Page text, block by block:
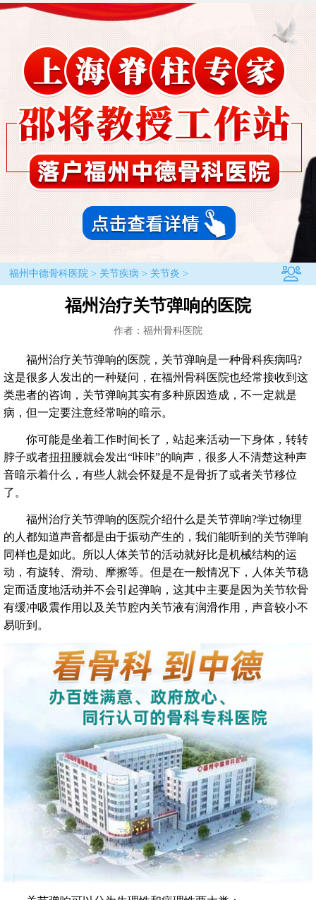
福州中德骨科医院> 关节疾病 > 关节炎 >
福州治疗关节弹响的医院
作者：福州骨科医院
福州治疗关节弹响的医院，关节弹响是一种骨科疾病吗?
这是很多人发出的一种疑问，在福州骨科医院也经常接收到这
类患者的咨询，关节弹响其实有多种原因造成，不一定就是
病，但一定要注意经常响的暗示。
你可能是坐着工作时间长了，站起来活动一下身体，转转
脖子或者扭扭腰就会发出“咔咔”的响声，很多人不清楚这种声
音暗示着什么，有些人就会怀疑是不是骨折了或者关节移位
了。
福州治疗关节弹响的医院介绍什么是关节弹响?学过物理
的人都知道声音都是由于振动产生的，我们能听到的关节弹响
同样也是如此。所以人体关节的活动就好比是机械结构的运
动，有旋转、滑动、摩擦等。但是在一般情况下，人体关节稳
定而适度地活动并不会引起弹响，这其中主要是因为关节软骨
有缓冲吸震作用以及关节腔内关节液有润滑作用，声音较小不
易听到。